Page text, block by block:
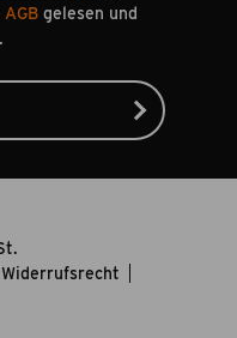
AGB gelesen und
Widerrufsrecht